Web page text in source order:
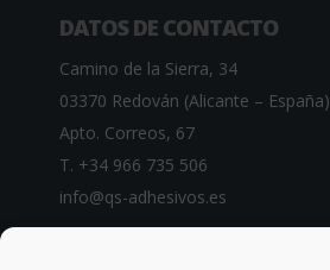
DATOS DE CONTACTO
Camino de la Sierra, 34
03370 Redován (Alicante – España)
Apto. Correos, 67
T. +34 966 735 506
info@qs-adhesivos.es